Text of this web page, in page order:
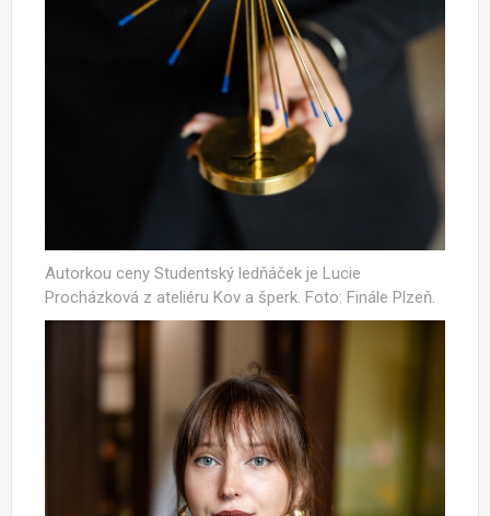
Autorkou ceny Studentský ledňáček je Lucie
Procházková z ateliéru Kov a šperk. Foto: Finále Plzeň.